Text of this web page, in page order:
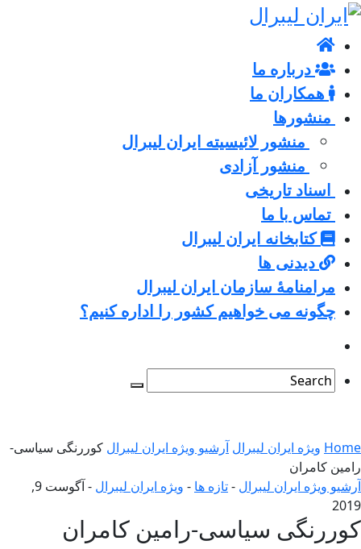
درباره ما
همکاران ما
منشورها
منشور لائیسیته ایران لیبرال
منشور آزادی
اسناد تاریخی
تماس با ما
کتابخانه ایران لیبرال
دیدنی ها
مرامنامۀ سازمان ایران لیبرال
چگونه می خواهیم کشور را اداره کنیم؟
Home ویژه ایران لیبرال آرشیو ویژه ایران لیبرال کوررنگی سیاسی-
رامین کامران
آرشیو ویژه ایران لیبرال -تازه ها - ویژه ایران لیبرال -
آگوست 9,
2019
کوررنگی سیاسی-رامین کامران